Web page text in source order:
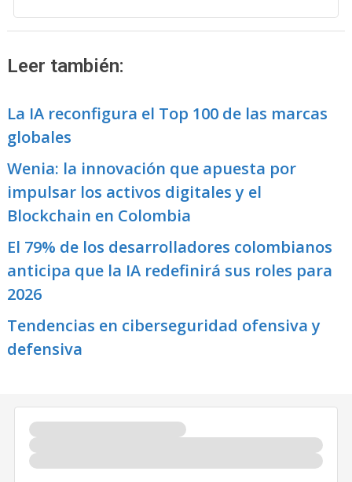
Leer también:
La IA reconfigura el Top 100 de las marcas
globales
Wenia: la innovación que apuesta por
impulsar los activos digitales y el
Blockchain en Colombia
El 79% de los desarrolladores colombianos
anticipa que la IA redefinirá sus roles para
2026
Tendencias en ciberseguridad ofensiva y
defensiva